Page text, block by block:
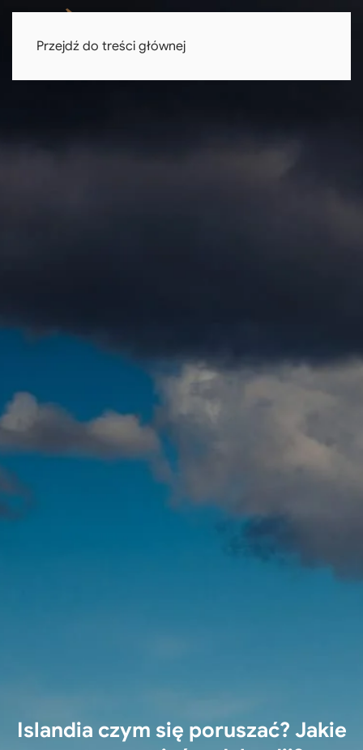
Przejdź do treści głównej
Islandia czym się poruszać? Jakie